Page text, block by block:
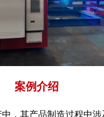
案例介绍
，其产品制造过程中涉